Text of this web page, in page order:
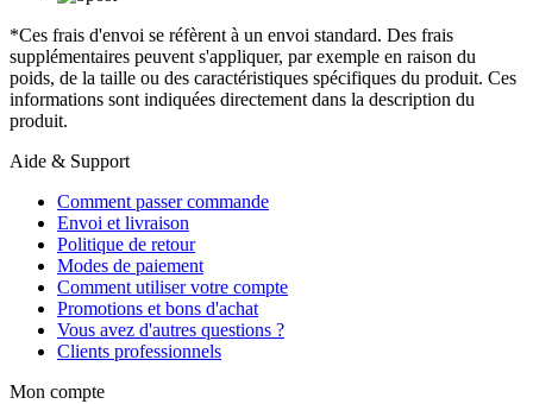
*Ces frais d'envoi se réfèrent à un envoi standard. Des frais
supplémentaires peuvent s'appliquer, par exemple en raison du
poids, de la taille ou des caractéristiques spécifiques du produit. Ces
informations sont indiquées directement dans la description du
produit.
Aide & Support
Comment passer commande
Envoi et livraison
Politique de retour
Modes de paiement
Comment utiliser votre compte
Promotions et bons d'achat
Vous avez d'autres questions ?
Clients professionnels
Mon compte